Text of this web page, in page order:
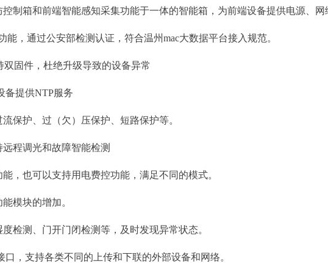
制箱和前端智能感知采集功能于一体的智能箱，为前端设备提供电源、
能，通过公安部检测认证，符合温州mac大数据平台接入规范。
双固件 ， 杜绝升级导致的设备异常
备提供NTP服务
保护、过（欠）压保护、短路保护等。
程调光和故障智能检测
，也可以支持用电费控功能，满足不同的模式。
模块的增加。
检测、门开门闭检测等，及时发现异常状态。
口，支持各类不同的上传和下联的外部设备和网络。